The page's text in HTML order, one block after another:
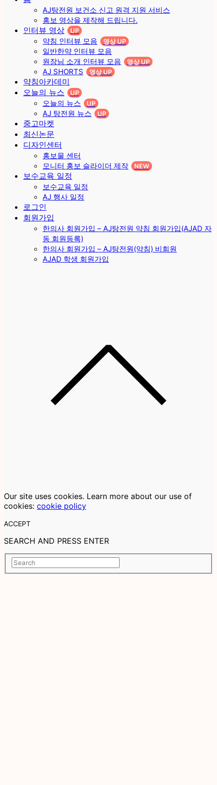
AJ탕전원 보건소 신고 원격 지원 서비스
홍보 영상을 제작해 드립니다.
인터뷰 영상 UP
약침 인터뷰 모음 영상 UP
일반한약 인터뷰 모음
원장님 소개 인터뷰 모음
영상 UP
AJ SHORTS 영상 UP
약침아카데미
오늘의 뉴스
UP
오늘의 뉴스 UP
AJ 탕전원 뉴스 UP
중고마켓
최신논문
디자인센터
홍보물 센터
모니터 홍보 슬라이더 제작
NEW
보수교육 일정
보수교육 일정
AJ 행사 일정
로그인
회원가입
한의사 회원가입 – AJ탕전원 약침 회원가입(AJAD 자
동 회원등록)
한의사 회원가입 – AJ탕전원(약침) 비회원
AJAD 학생 회원가입
Our site uses cookies. Learn more about our use of
cookies: cookie policy
ACCEPT
SEARCH AND PRESS ENTER